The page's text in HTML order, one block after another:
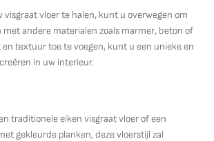
visgraat vloer te halen, kunt u overwegen om
met andere materialen zoals marmer, beton of
textuur toe te voegen, kunt u een unieke en
in uw interieur.
traditionele eiken visgraat vloer of een
gekleurde planken, deze vloerstijl zal